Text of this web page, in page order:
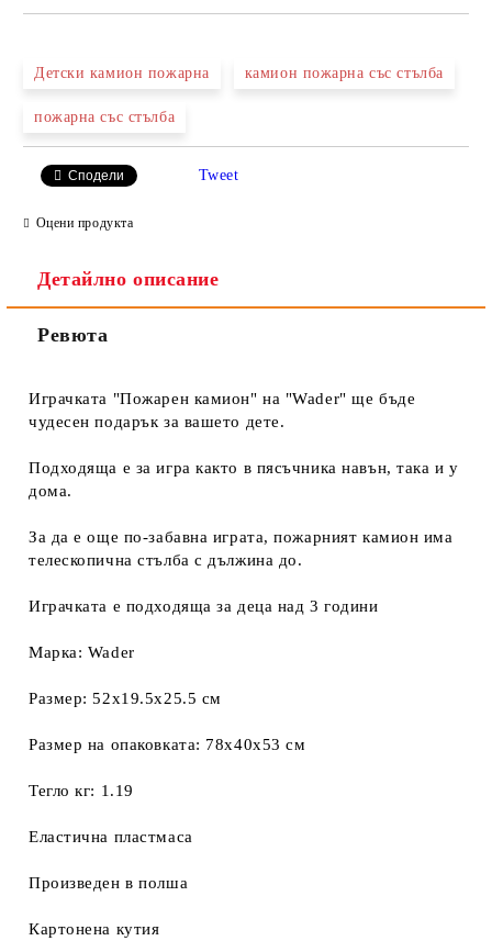
Ние ще се свържем с вас в рамките на работния ден.
Детски камион пожарна камион пожарна със стълба
пожарна със стълба
Сподели Tweet
Оцени продукта
Детайлно описание
Ревюта
Играчката "Пожарен камион" на "Wader" ще бъде
чудесен подарък за вашето дете.
Подходяща е за игра както в пясъчника навън, така и у
дома.
За да е още по-забавна играта, пожарният камион има
телескопична стълба с дължина до.
Играчката е подходяща за деца над 3 години
Марка: Wader
Размер: 52x19.5x25.5 см
Размер на опаковката: 78x40x53 см
Тегло кг: 1.19
Еластична пластмаса
Произведен в полша
Картонена кутия